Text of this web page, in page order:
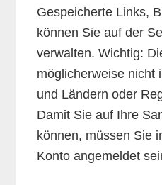
Gespeicherte Links,
können Sie auf der
verwalten. Wichtig:
möglicherweise nicht
und Ländern oder
Damit Sie auf Ihre
können, müssen Sie
Konto angemeldet